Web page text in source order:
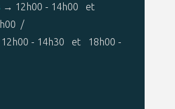
→ 12h00 - 14h00 et
/
- 14h30 et 18h00 -